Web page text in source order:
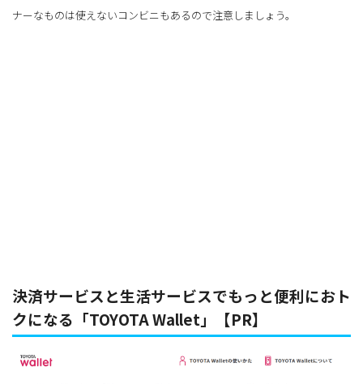
ナーなものは使えないコンビニもあるので注意しましょう。
決済サービスと生活サービスでもっと便利におト
クになる「TOYOTA Wallet」【PR】